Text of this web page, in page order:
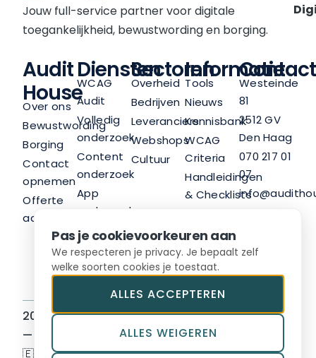
Pas je cookievoorkeuren aan
We respecteren je privacy. Je bepaalt zelf
welke soorten cookies je toestaat.
ALLES ACCEPTEREN
ALLES WEIGEREN
Jouw full-service partner voor digitale
toegankelijkheid, bewustwording en borging.
Audit
House
Over ons
Bewustwording
Borging
Contact
opnemen
Offerte
aanvragen
Diensten
WCAG
Audit
Volledig
onderzoek
Content
onderzoek
App
onderzoek
Trainingen
Advies
Sectoren
Overheid
Bedrijven
Leveranciers
Webshops
Cultuur
Informatie
Tools
Nieuws
Kennisbank
WCAG
Criteria
Handleidingen
& Checklists
Contact
Westeinde
81
2512 GV
Den Haag
070 217 01
07
2026 © Audit House BV
— Hosted in Europe
🇪🇺
Sitemap
Algemene voorwaarden
Privacyvoorwaarden